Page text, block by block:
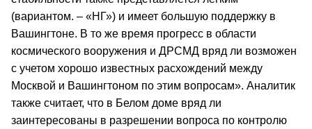
(вариантом. – «НГ») и имеет большую поддержку в
Вашингтоне. В то же время прогресс в области
космического вооружения и ДРСМД вряд ли возможен
с учетом хорошо известных расхождений между
Москвой и Вашингтоном по этим вопросам». Аналитик
также считает, что в Белом доме вряд ли
заинтересованы в разрешении вопроса по контролю